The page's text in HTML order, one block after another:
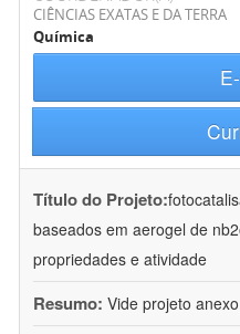
CIÊNCIAS EXATAS E DA TERRA
Química
Título do Projeto:
baseados em aerogel de
propriedades e atividade
Resumo: Vide projeto